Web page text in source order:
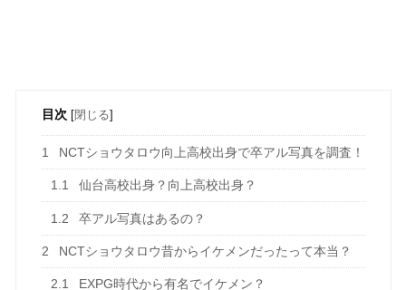
目次 [閉じる]
1 NCTショウタロウ向上高校出身で卒アル写真を調査！
1.1 仙台高校出身？向上高校出身？
1.2 卒アル写真はあるの？
2 NCTショウタロウ昔からイケメンだったって本当？
2.1 EXPG時代から有名でイケメン？